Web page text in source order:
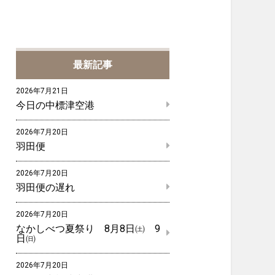
最新記事
2026年7月21日
今日の中標津空港
2026年7月20日
羽田便
2026年7月20日
羽田便の遅れ
2026年7月20日
なかしべつ夏祭り 8月8日㈯ 9
日㈰
2026年7月20日